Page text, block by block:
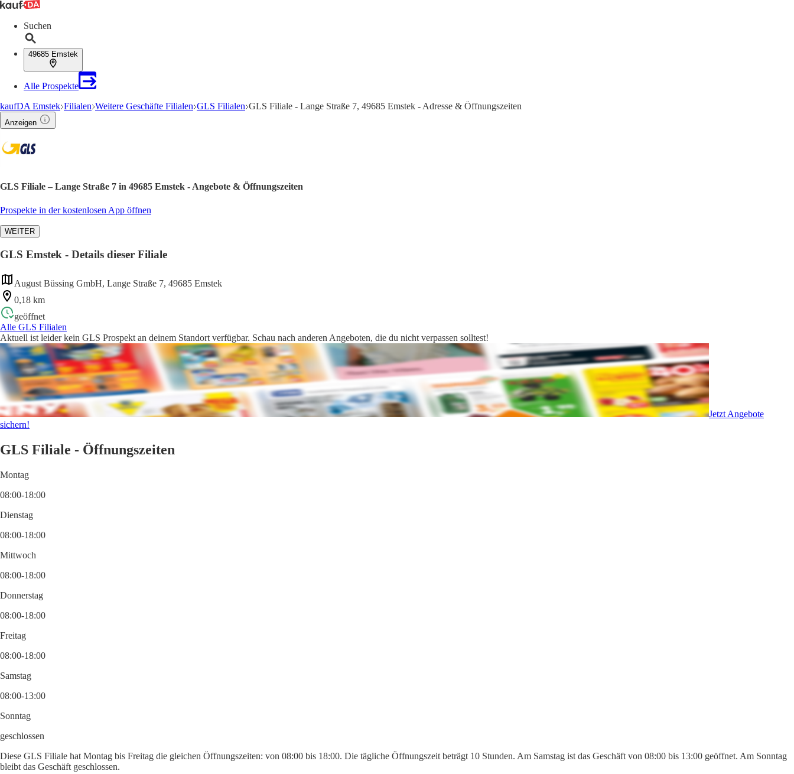
Suchen
49685 Emstek
Alle Prospekte
kaufDA Emstek Filialen Weitere Geschäfte Filialen GLS Filialen GLS Filiale - Lange Straße 7, 49685 Emstek - Adresse & Öffnungszeiten
Anzeigen
GLS Filiale – Lange Straße 7 in 49685 Emstek - Angebote & Öffnungszeiten
Prospekte in der kostenlosen App öffnen
WEITER
GLS Emstek - Details dieser Filiale
August Büssing GmbH, Lange Straße 7, 49685 Emstek
0,18 km
geöffnet
Alle GLS Filialen
Aktuell ist leider kein GLS Prospekt an deinem Standort verfügbar. Schau nach anderen Angeboten, die du nicht verpassen solltest!
Jetzt Angebote
sichern!
GLS Filiale - Öffnungszeiten
Montag
08:00-18:00
Dienstag
08:00-18:00
Mittwoch
08:00-18:00
Donnerstag
08:00-18:00
Freitag
08:00-18:00
Samstag
08:00-13:00
Sonntag
geschlossen
Diese GLS Filiale hat Montag bis Freitag die gleichen Öffnungszeiten: von 08:00 bis 18:00. Die tägliche Öffnungszeit beträgt 10 Stunden. Am Samstag ist das Geschäft von 08:00 bis 13:00 geöffnet. Am Sonntag
bleibt das Geschäft geschlossen.